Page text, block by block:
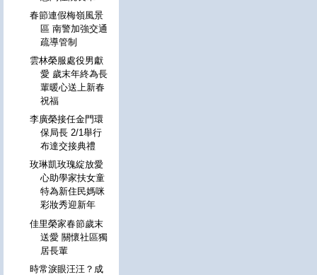
春節連假梅嶺風景
區 南警加強交通
疏導管制
雲林榮服處役男獻
愛 歲末年終為長
輩暖心送上新春
祝福
李廣榮接任金門環
保局長 2/1舉行
布達交接典禮
玫琳凱玫瑰綻放愛
心助學家扶女童
特為新住民媽咪
彩妝秀迎新年
佳里榮家春節歲末
送愛 關懷社區獨
居長輩
時常淚眼汪汪？成